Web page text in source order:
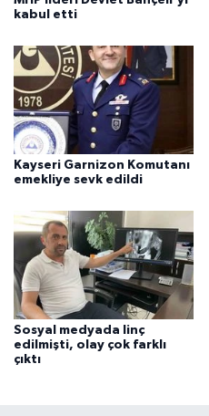
kabul etti
Kayseri Garnizon Komutanı
emekliye sevk edildi
Sosyal medyada linç
edilmişti, olay çok farklı
çıktı